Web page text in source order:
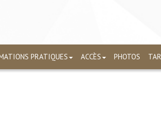
PRATIQUES ACCÈS PHOTOS